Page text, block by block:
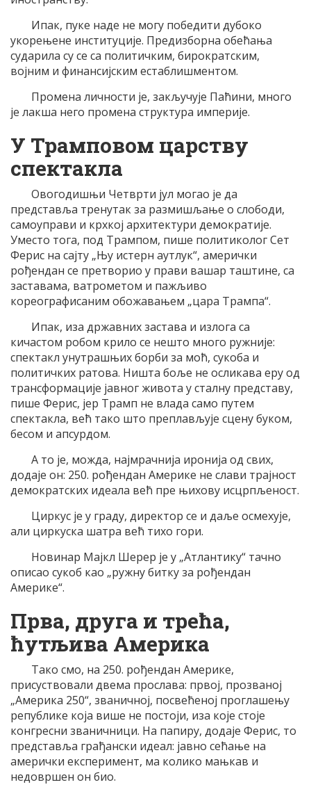
Ипак, пуке наде не могу победити дубоко
укорењене институције. Предизборна обећања
сударила су се са политичким, бирократским,
војним и финансијским естаблишментом.
Промена личности је, закључује Паћини, много
је лакша него промена структура империје.
У Трамповом царству
спектакла
Овогодишњи Четврти јул могао је да
представља тренутак за размишљање о слободи,
самоуправи и крхкој архитектури демократије.
Уместо тога, под Трампом, пише политиколог Сет
Ферис на сајту „Њу истерн аутлук“, амерички
рођендан се претворио у прави вашар таштине, са
заставама, ватрометом и пажљиво
кореографисаним обожавањем „цара Трампа“.
Ипак, иза државних застава и излога са
кичастом робом крило се нешто много ружније:
спектакл унутрашњих борби за моћ, сукоба и
политичких ратова. Ништа боље не осликава еру од
трансформације јавног живота у сталну представу,
пише Ферис, јер Трамп не влада само путем
спектакла, већ тако што преплављује сцену буком,
бесом и апсурдом.
А то је, можда, најмрачнија иронија од свих,
додаје он: 250. рођендан Америке не слави трајност
демократских идеала већ пре њихову исцрпљеност.
Циркус је у граду, директор се и даље осмехује,
али циркуска шатра већ тихо гори.
Новинар Мајкл Шерер је у „Атлантику“ тачно
описао сукоб као „ружну битку за рођендан
Америке“.
Прва, друга и трећа,
ћутљива Америка
Тако смо, на 250. рођендан Америке,
присуствовали двема прослава: првој, прозваној
„Америка 250“, званичној, посвећеној проглашењу
републике која више не постоји, иза које стоје
конгресни званичници. На папиру, додаје Ферис, то
представља грађански идеал: јавно сећање на
амерички експеримент, ма колико мањкав и
недовршен он био.